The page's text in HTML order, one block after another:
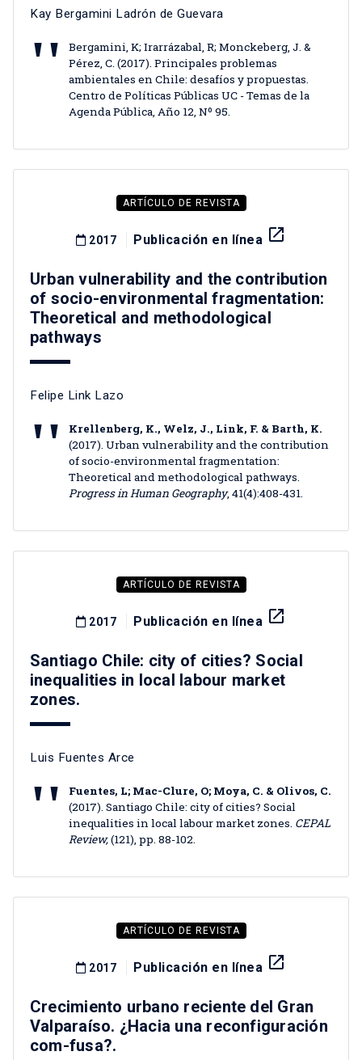
Kay Bergamini Ladrón de Guevara
Bergamini, K; Irarrázabal, R; Monckeberg, J. &
Pérez, C. (2017). Principales problemas
ambientales en Chile: desafíos y propuestas.
Centro de Políticas Públicas UC - Temas de la
Agenda Pública, Año 12, Nº 95.
ARTÍCULO DE REVISTA
2017 Publicación en línea launch
Urban vulnerability and the contribution
of socio-environmental fragmentation:
Theoretical and methodological
pathways
Felipe Link Lazo
Krellenberg, K., Welz, J., Link, F. & Barth, K.
(2017). Urban vulnerability and the contribution
of socio-environmental fragmentation:
Theoretical and methodological pathways.
Progress in Human Geography, 41(4):408-431.
ARTÍCULO DE REVISTA
2017 Publicación en línea launch
Santiago Chile: city of cities? Social
inequalities in local labour market
zones.
Luis Fuentes Arce
Fuentes, L; Mac-Clure, O; Moya, C. & Olivos, C.
(2017). Santiago Chile: city of cities? Social
inequalities in local labour market zones. CEPAL
Review,(121), pp. 88-102.
ARTÍCULO DE REVISTA
2017 Publicación en línea launch
Crecimiento urbano reciente del Gran
Valparaíso. ¿Hacia una reconfiguración
com-fusa?.